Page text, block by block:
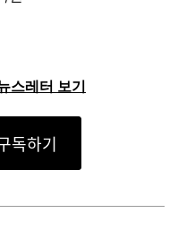
스레터 보기
독하기